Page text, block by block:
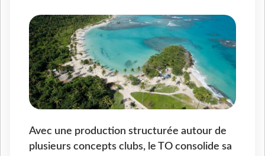
Avec une production structurée autour de
plusieurs concepts clubs, le TO consolide sa